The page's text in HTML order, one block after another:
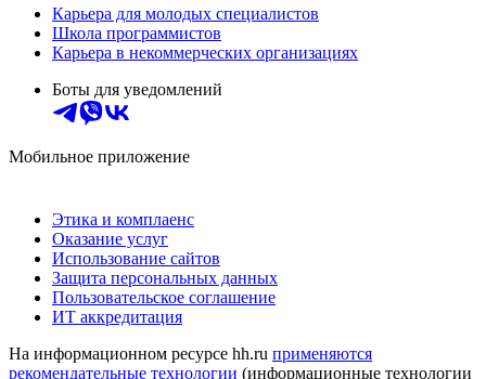
Карьера для молодых специалистов
Школа программистов
Карьера в некоммерческих организациях
Боты для уведомлений
Мобильное приложение
Этика и комплаенс
Оказание услуг
Использование сайтов
Защита персональных данных
Пользовательское соглашение
ИТ аккредитация
На информационном ресурсе hh.ru применяются
рекомендательные технологии (информационные технологии